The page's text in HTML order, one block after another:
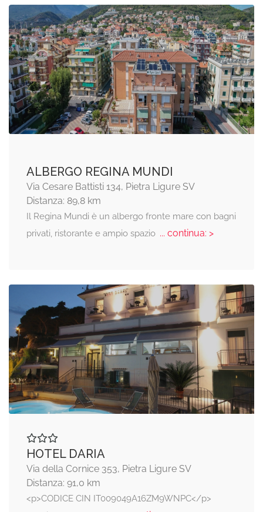
ALBERGO REGINA MUNDI
Via Cesare Battisti 134, Pietra Ligure SV
Distanza: 89,8 km
Il Regina Mundi è un albergo fronte mare con bagni
privati, ristorante e ampio spazio... continua: >
HOTEL DARIA
Via della Cornice 353, Pietra Ligure SV
Distanza: 91,0 km
<p>CODICE CIN IT009049A16ZM9WNPC</p>